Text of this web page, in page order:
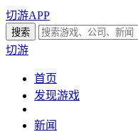
切游APP
切游
首页
发现游戏
新闻